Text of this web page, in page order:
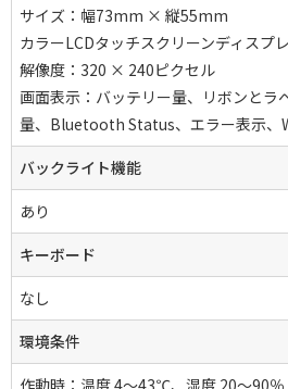
サイズ：幅73mm × 縦55mm
カラーLCDタッチスクリーンディスプ
解像度：320 × 240ピクセル
画面表示：バッテリー量、リボンとラ
量、Bluetooth Status、エラー表示、
バックライト機能
あり
キーボード
なし
環境条件
作動時：温度 4～43℃、湿度 20～90